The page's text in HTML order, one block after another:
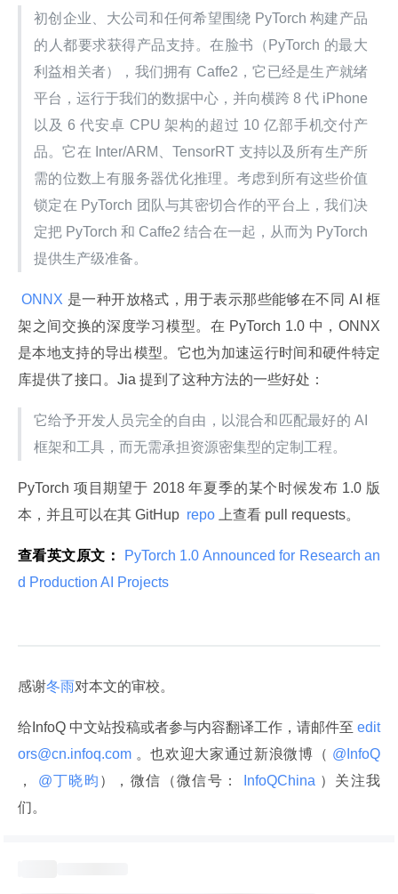
初创企业、大公司和任何希望围绕 PyTorch 构建产品
的人都要求获得产品支持。在脸书（PyTorch 的最大
利益相关者），我们拥有 Caffe2，它已经是生产就绪
平台，运行于我们的数据中心，并向横跨 8 代 iPhone
以及 6 代安卓 CPU 架构的超过 10 亿部手机交付产
品。它在 Inter/ARM、TensorRT 支持以及所有生产所
需的位数上有服务器优化推理。考虑到所有这些价值
锁定在 PyTorch 团队与其密切合作的平台上，我们决
定把 PyTorch 和 Caffe2 结合在一起，从而为 PyTorch
提供生产级准备。
ONNX 是一种开放格式，用于表示那些能够在不同 AI 框
架之间交换的深度学习模型。在 PyTorch 1.0 中，ONNX
是本地支持的导出模型。它也为加速运行时间和硬件特定
库提供了接口。Jia 提到了这种方法的一些好处：
它给予开发人员完全的自由，以混合和匹配最好的 AI
框架和工具，而无需承担资源密集型的定制工程。
PyTorch 项目期望于 2018 年夏季的某个时候发布 1.0 版
本，并且可以在其 GitHup repo 上查看 pull requests。
查看英文原文：
PyTorch 1.0 Announced for Research an
d Production AI Projects
感谢冬雨对本文的审校。
给InfoQ 中文站投稿或者参与内容翻译工作，请邮件至 edit
ors@cn.infoq.com 。也欢迎大家通过新浪微博（
，
@丁晓昀 ），微信（微信号： InfoQChina ）关注我
们。